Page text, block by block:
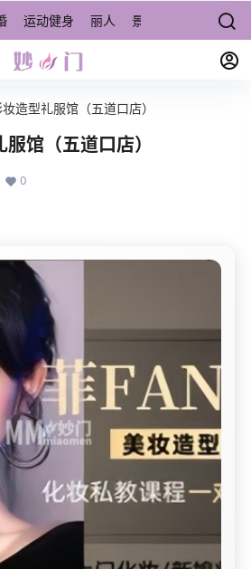
运动健身 丽人 景点/周边游 宠物
造型礼服馆（五道口店）
馆（五道口店）
0